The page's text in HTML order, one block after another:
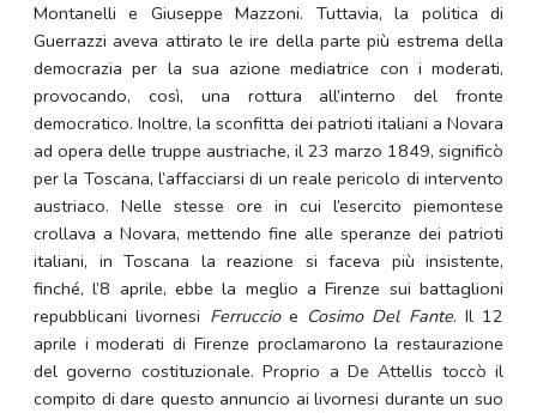
Montanelli e Giuseppe Mazzoni. Tuttavia, la politica di
Guerrazzi aveva attirato le ire della parte più estrema della
democrazia per la sua azione mediatrice con i moderati,
provocando, così, una rottura all’interno del fronte
democratico. Inoltre, la sconfitta dei patrioti italiani a Novara
ad opera delle truppe austriache, il 23 marzo 1849, significò
per la Toscana, l’affacciarsi di un reale pericolo di intervento
austriaco. Nelle stesse ore in cui l’esercito piemontese
crollava a Novara, mettendo fine alle speranze dei patrioti
italiani, in Toscana la reazione si faceva più insistente,
finché, l’8 aprile, ebbe la meglio a Firenze sui battaglioni
repubblicani livornesi Ferruccioe Cosimo Del Fante. Il 12
aprile i moderati di Firenze proclamarono la restaurazione
del governo costituzionale. Proprio a De Attellis toccò il
compito di dare questo annuncio ai livornesi durante un suo